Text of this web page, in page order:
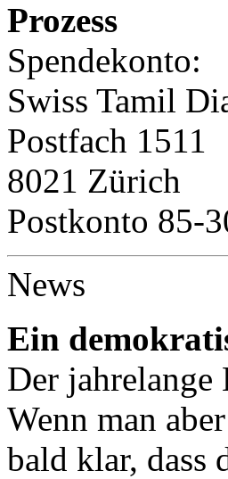
Prozess
Spendekonto:
Swiss Tamil
Postfach 1511
8021 Zürich
Postkonto 85-
News
Ein
Der
Wenn man
bald klar, dass